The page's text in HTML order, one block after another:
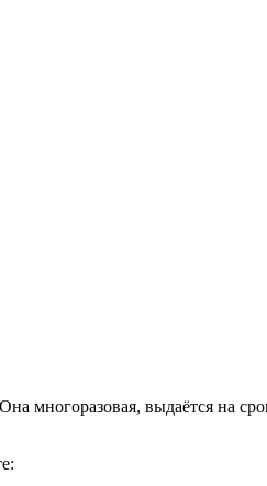
многоразовая, выдаётся на